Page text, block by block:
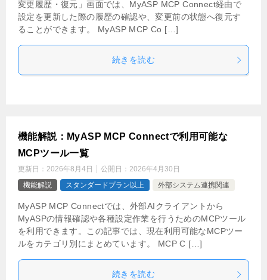
変更履歴・復元」画面では、MyASP MCP Connect経由で
設定を更新した際の履歴の確認や、変更前の状態へ復元す
ることができます。 MyASP MCP Co […]
続きを読む
機能解説：MyASP MCP Connectで利用可能な
MCPツール一覧
更新日： 2026年8月4日 公開日： 2026年4月30日
機能解説
スタンダードプラン以上 外部システム連携関連
MyASP MCP Connectでは、外部AIクライアントから
MyASPの情報確認や各種設定作業を行うためのMCPツール
を利用できます。この記事では、現在利用可能なMCPツー
ルをカテゴリ別にまとめています。 MCP C […]
続きを読む